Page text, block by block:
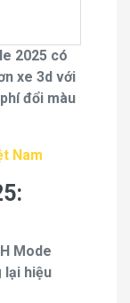
2025 có
xe 3d với
đổi màu
Nam
Mode
lại hiệu